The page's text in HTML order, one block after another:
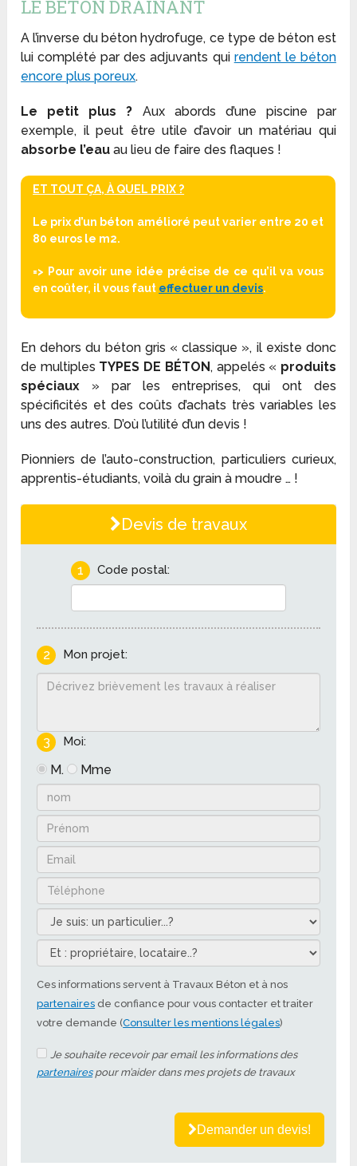
LE BÉTON DRAINANT
A l’inverse du béton hydrofuge, ce type de béton est
lui complété par des adjuvants qui rendent le béton
encore plus poreux.
Le petit plus ? Aux abords d’une piscine par
exemple, il peut être utile d’avoir un matériau qui
absorbe l’eau au lieu de faire des flaques !
ET TOUT ÇA, À QUEL PRIX ?
Le prix d’un béton amélioré peut varier entre 20 et
80 euros le m2.
=> Pour avoir une idée précise de ce qu’il va vous
en coûter, il vous faut effectuer un devis.
En dehors du béton gris « classique », il existe donc
de multiples TYPES DE BÉTON, appelés « produits
spéciaux » par les entreprises, qui ont des
spécificités et des coûts d’achats très variables les
uns des autres. D’où l’utilité d’un devis !
Pionniers de l’auto-construction, particuliers curieux,
apprentis-étudiants, voilà du grain à moudre … !
Devis de travaux
1 Code postal:
2 Mon projet:
3 Moi:
M. Mme
Ces informations servent à Travaux Béton et à nos
partenaires de confiance pour vous contacter et traiter
votre demande (Consulter les mentions légales)
Je souhaite recevoir par email les informations des
partenairespour m’aider dans mes projets de travaux
Demander un devis!